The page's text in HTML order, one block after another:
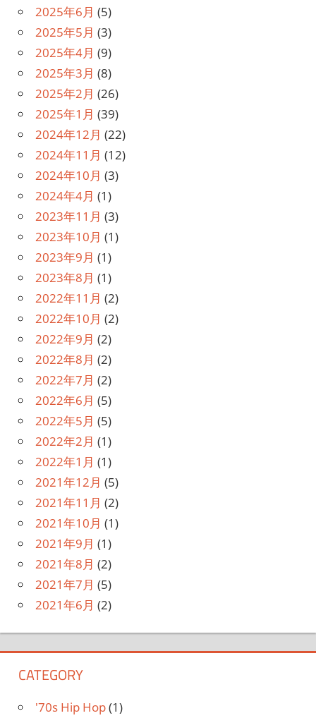
2025年6月 (5)
2025年5月 (3)
2025年4月 (9)
2025年3月 (8)
2025年2月 (26)
2025年1月 (39)
2024年12月 (22)
2024年11月 (12)
2024年10月 (3)
2024年4月 (1)
2023年11月 (3)
2023年10月 (1)
2023年9月 (1)
2023年8月 (1)
2022年11月 (2)
2022年10月 (2)
2022年9月 (2)
2022年8月 (2)
2022年7月 (2)
2022年6月 (5)
2022年5月 (5)
2022年2月 (1)
2022年1月 (1)
2021年12月 (5)
2021年11月 (2)
2021年10月 (1)
2021年9月 (1)
2021年8月 (2)
2021年7月 (5)
2021年6月 (2)
CATEGORY
'70s Hip Hop(1)